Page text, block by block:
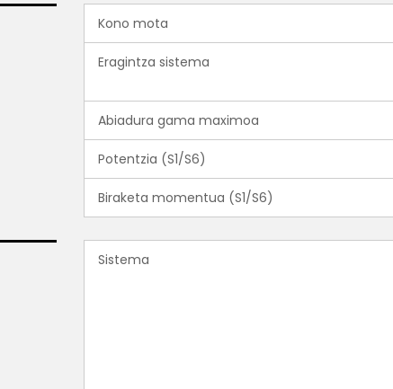
Kono mota
Eragintza sistema
Abiadura gama maximoa
Potentzia (S1/S6)
Biraketa momentua (S1/S6)
Sistema